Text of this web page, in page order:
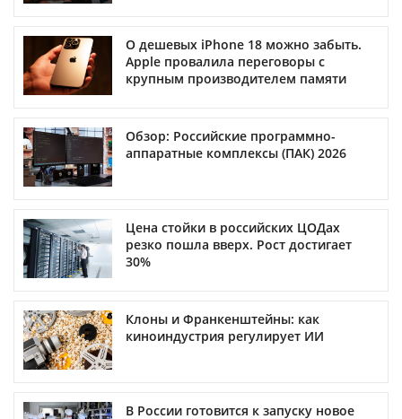
О дешевых iPhone 18 можно забыть.
Apple провалила переговоры с
крупным производителем памяти
Обзор: Российские программно-
аппаратные комплексы (ПАК) 2026
Цена стойки в российских ЦОДах
резко пошла вверх. Рост достигает
30%
Клоны и Франкенштейны: как
киноиндустрия регулирует ИИ
В России готовится к запуску новое